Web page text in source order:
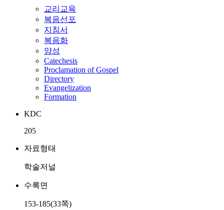
교리교육
복음선포
지침서
복음화
양성
Catechesis
Proclamation of Gospel
Directory
Evangelization
Formation
KDC
205
자료형태
학술저널
수록면
153-185(33쪽)